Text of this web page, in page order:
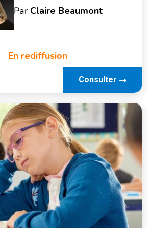
Par Claire Beaumont
En rediffusion
Consulter